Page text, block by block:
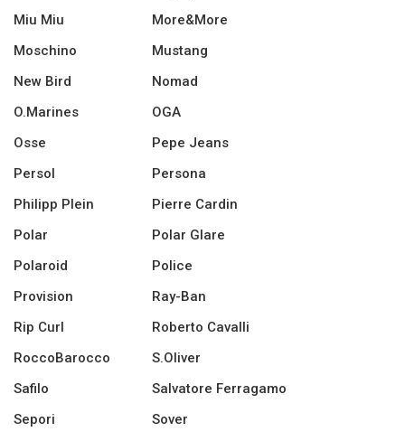
Miu Miu
More&More
Moschino
Mustang
New Bird
Nomad
O.Marines
OGA
Osse
Pepe Jeans
Persol
Persona
Philipp Plein
Pierre Cardin
Polar
Polar Glare
Polaroid
Police
Provision
Ray-Ban
Rip Curl
Roberto Cavalli
RoccoBarocco
S.Oliver
Safilo
Salvatore Ferragamo
Sepori
Sover